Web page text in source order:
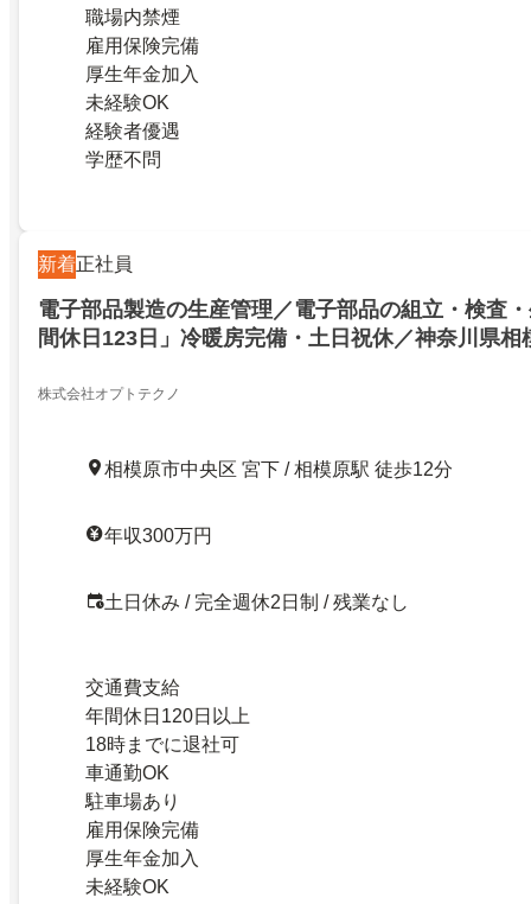
職場内禁煙
雇用保険完備
厚生年金加入
未経験OK
経験者優遇
学歴不問
新着正社員
電子部品製造の生産管理／電子部品の組立・検査
間休日123日」冷暖房完備・土日祝休／神奈川県相
株式会社オプトテクノ
相模原市中央区 宮下 / 相模原駅 徒歩12分
年収300万円
土日休み / 完全週休2日制 / 残業なし
交通費支給
年間休日120日以上
18時までに退社可
車通勤OK
駐車場あり
雇用保険完備
厚生年金加入
未経験OK